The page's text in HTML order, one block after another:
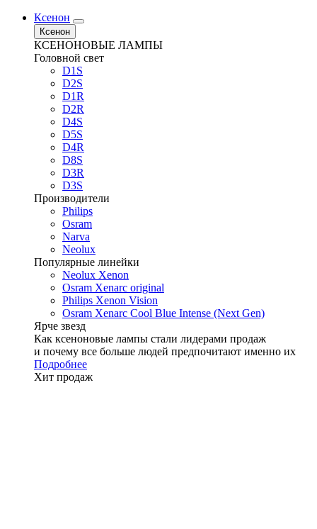
Ксенон
Ксенон
КСЕНОНОВЫЕ ЛАМПЫ
Головной свет
D1S
D2S
D1R
D2R
D4S
D5S
D4R
D8S
D3R
D3S
Производители
Philips
Osram
Narva
Neolux
Популярные линейки
Neolux Xenon
Osram Xenarc original
Philips Xenon Vision
Osram Xenarc Cool Blue Intense (Next Gen)
Ярче звезд
Как ксеноновые лампы стали лидерами продаж
и почему все больше людей предпочитают именно их
Подробнее
Хит продаж